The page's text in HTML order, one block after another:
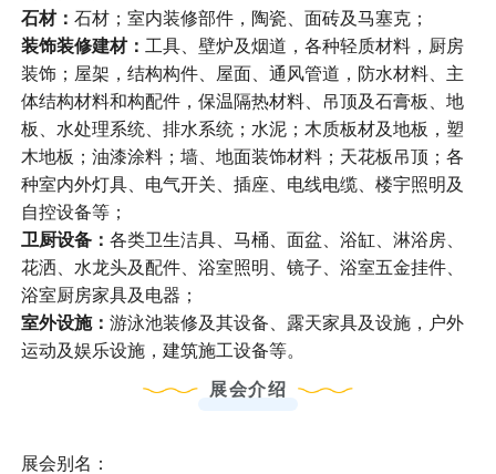
石材： 石材；室内装修部件，陶瓷、面砖及马塞克；
装饰装修建材： 工具、壁炉及烟道，各种轻质材料，厨房
装饰；屋架，结构构件、屋面、通风管道，防水材料、主
体结构材料和构配件，保温隔热材料、吊顶及石膏板、地
板、水处理系统、排水系统；水泥；木质板材及地板，塑
木地板；油漆涂料；墙、地面装饰材料；天花板吊顶；各
种室内外灯具、电气开关、插座、电线电缆、楼宇照明及
自控设备等；
卫厨设备： 各类卫生洁具、马桶、面盆、浴缸、淋浴房、
花洒、水龙头及配件、浴室照明、镜子、浴室五金挂件、
浴室厨房家具及电器；
室外设施： 游泳池装修及其设备、露天家具及设施，户外
运动及娱乐设施，建筑施工设备等。
展会介绍
展会别名：